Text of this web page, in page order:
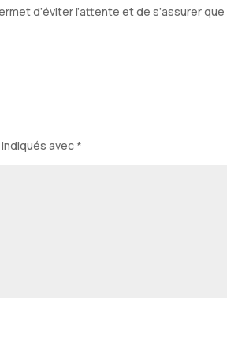
d’éviter l’attente et de s’assurer
avec *